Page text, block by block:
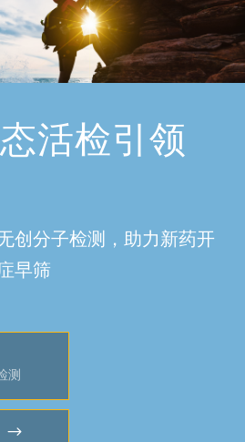
活检引领
创分子检测，助力新药开
早筛
测